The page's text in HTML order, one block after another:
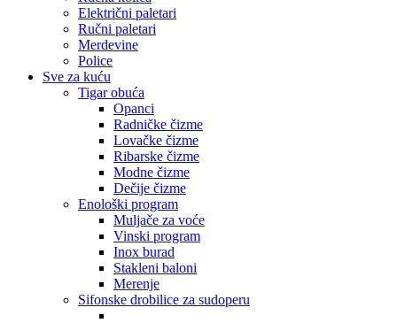
Električni paletari
Ručni paletari
Merdevine
Police
Sve za kuću
Tigar obuća
Opanci
Radničke čizme
Lovačke čizme
Ribarske čizme
Modne čizme
Dečije čizme
Enološki program
Muljače za voće
Vinski program
Inox burad
Stakleni baloni
Merenje
Sifonske drobilice za sudoperu